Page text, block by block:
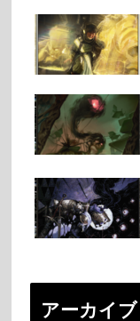
アーカイブ